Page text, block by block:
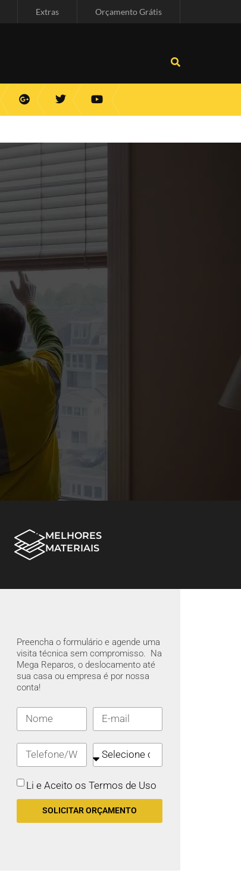
Extras Orçamento Grátis
MELHORES
MATERIAIS
Preencha o formulário e agende uma
visita técnica sem compromisso. Na
Mega Reparos, o deslocamento até
sua casa ou empresa é por nossa
conta!
Li e Aceito os Termos de Uso
SOLICITAR ORÇAMENTO